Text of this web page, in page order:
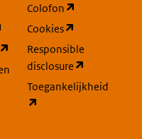
(opent in een nieuw tabblad)
(opent in een nieuw tabblad)
(opent in een nieuw tabblad)
Colofon
Cookies
Responsible
disclosure
Toegankelijkheid